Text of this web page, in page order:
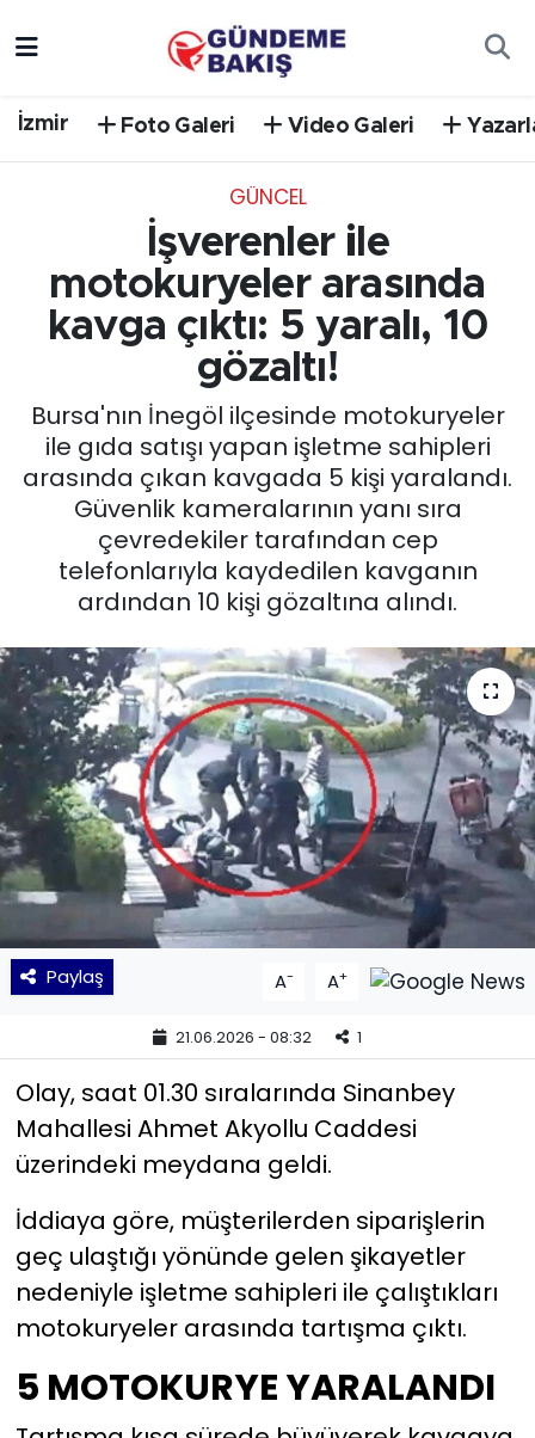
İzmir Foto Galeri Video Galeri
GÜNCEL
İşverenler ile
motokuryeler arasında
kavga çıktı: 5 yaralı, 10
gözaltı!
Bursa'nın İnegöl ilçesinde motokuryeler
ile gıda satışı yapan işletme sahipleri
arasında çıkan kavgada 5 kişi yaralandı.
Güvenlik kameralarının yanı sıra
çevredekiler tarafından cep
telefonlarıyla kaydedilen kavganın
ardından 10 kişi gözaltına alındı.
Paylaş A- A+
21.06.2026 - 08:32 1
Olay, saat 01.30 sıralarında Sinanbey
Mahallesi Ahmet Akyollu Caddesi
üzerindeki meydana geldi.
İddiaya göre, müşterilerden siparişlerin
geç ulaştığı yönünde gelen şikayetler
nedeniyle işletme sahipleri ile çalıştıkları
motokuryeler arasında tartışma çıktı.
5 MOTOKURYE YARALANDI
EGE
EĞİTİM
EKONOMİ
English News
GÜNCEL
KÜLTÜR SANAT
POLİTİKA
SAĞLIK
Siyaset
SPOR
TEKNOLOJİ
Yaşam
YEREL POLİTİKA
YEREL YÖNETİMLER
Trafik Durumu
Süper Lig Puan Durumu ve Fikstür
Tüm Manşetler
Son Dakika Haberleri
Haber Arşivi